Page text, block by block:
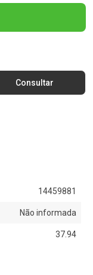
14459881
Não informada
37.94